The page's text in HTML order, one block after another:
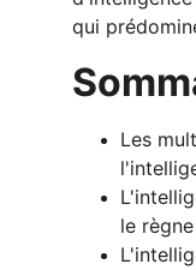
qui
Les
le